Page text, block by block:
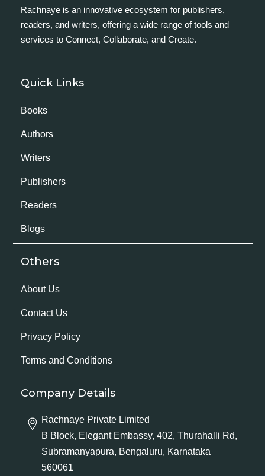
Rachnaye is an innovative ecosystem for publishers,
readers, and writers, offering a wide range of tools and
services to Connect, Collaborate, and Create.
Quick Links
Books
Authors
Writers
Publishers
Readers
Blogs
Others
About Us
Contact Us
Privacy Policy
Terms and Conditions
Company Details
Rachnaye Private Limited
B Block, Elegant Embassy, 402, Thurahalli Rd,
Subramanyapura, Bengaluru, Karnataka
560061